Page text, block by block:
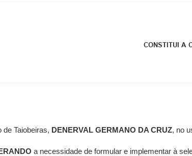
CONSTITUI A
de Taiobeiras, DENERVAL GERMANO DA CRUZ, no
a necessidade de formular e implementar à